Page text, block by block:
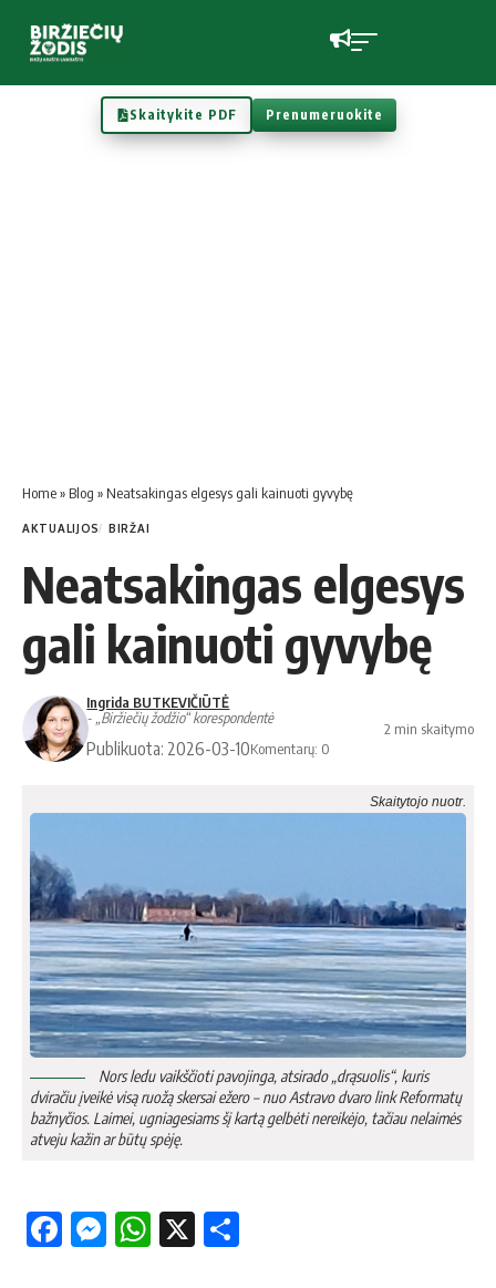
Skaitykite PDF Prenumeruokite
Home» Blog » Neatsakingas elgesys gali kainuoti gyvybę
AKTUALIJOS BIRŽAI
Neatsakingas elgesys
gali kainuoti gyvybę
Ingrida BUTKEVIČIŪTĖ
- „Biržiečių žodžio“ korespondentė
Publikuota: 2026-03-10Komentarų: 0
2 min skaitymo
Skaitytojo nuotr.
Nors ledu vaikščioti pavojinga, atsirado „drąsuolis“, kuris
dviračiu įveikė visą ruožą skersai ežero – nuo Astravo dvaro link Reformatų
bažnyčios. Laimei, ugniagesiams šį kartą gelbėti nereikėjo, tačiau nelaimės
atveju kažin ar būtų spėję.
Facebook
Messenger
WhatsApp
X